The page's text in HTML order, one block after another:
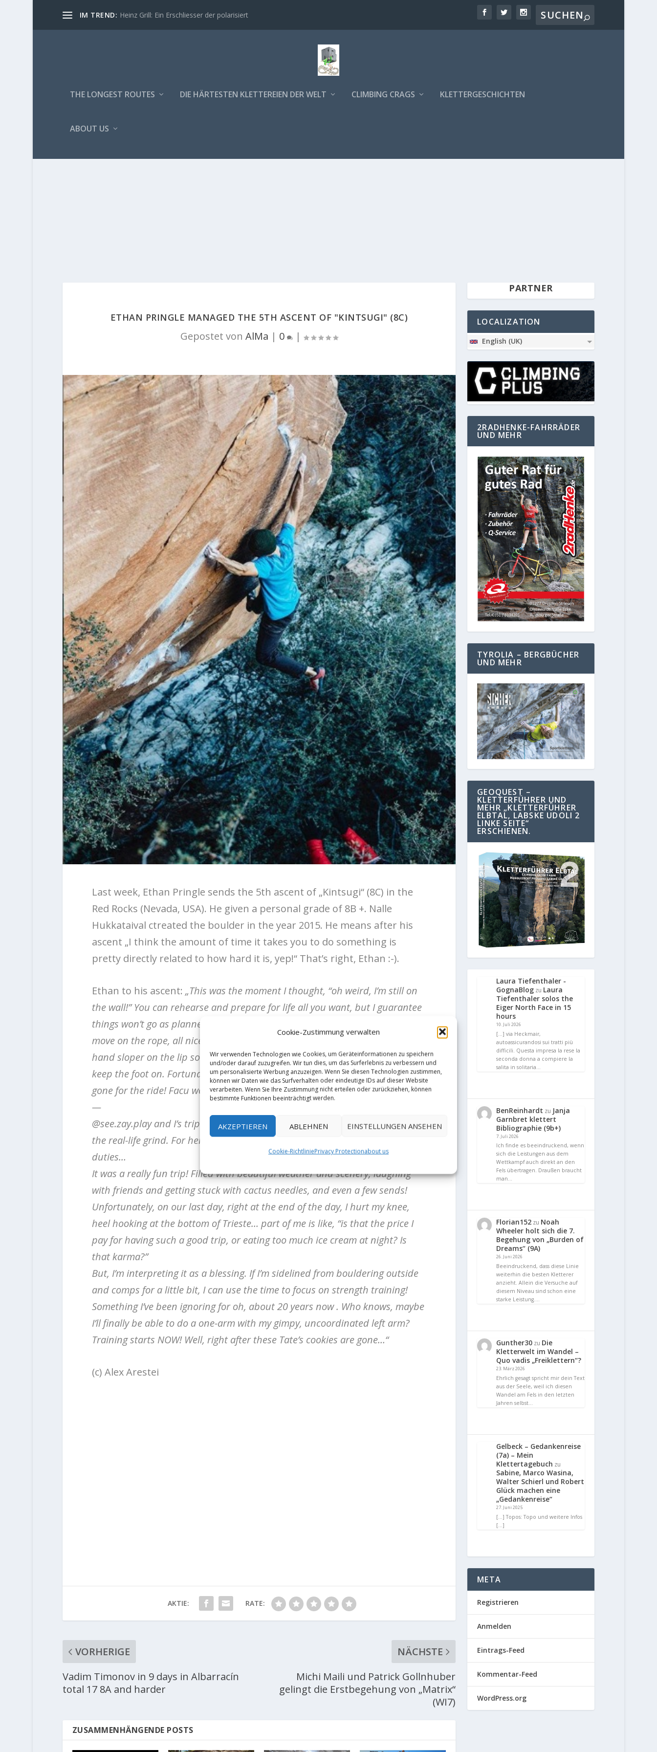
Cookie-Zustimmung verwalten
Wir verwenden Technologien wie Cookies, um Geräteinformationen zu speichern
und/oder darauf zuzugreifen. Wir tun dies, um das Surferlebnis zu verbessern und
um personalisierte Werbung anzuzeigen. Wenn Sie diesen Technologien zustimmen,
können wir Daten wie das Surfverhalten oder eindeutige IDs auf dieser Website
verarbeiten. Wenn Sie Ihre Zustimmung nicht erteilen oder zurückziehen, können
bestimmte Funktionen beeinträchtigt werden.
AKZEPTIEREN ABLEHNEN EINSTELLUNGEN ANSEHEN
Cookie-RichtliniePrivacy Protectionabout us
IM TREND: Heinz Grill: Ein Erschliesser der polarisiert
THE LONGEST ROUTES DIE HÄRTESTEN KLETTEREIEN DER WELT CLIMBING CRAGS KLETTERGESCHICHTEN
ABOUT US
ETHAN PRINGLE MANAGED THE 5TH ASCENT OF "KINTSUGI" (8C)
Gepostet von AlMa | 0 |
Last week, Ethan Pringle sends the 5th ascent of „Kintsugi“ (8C) in the
Red Rocks (Nevada, USA). He given a personal grade of 8B +. Nalle
Hukkataival ctreated the boulder in the year 2015. He means after his
ascent „I think the amount of time it takes you to do something is
pretty directly related to how hard it is, yep!“ That’s right, Ethan :-).
Ethan to his ascent: „This was the moment I thought, “oh weird, I’m still on
the wall!” You can rehearse and prepare for life all you want, but I guarantee
things won’t go as planned. My left foot never cut like this when I did this
move on the rope, all nice and relaxed. But on the go, I went for the right
hand sloper on the lip so hard, my body lurched too far out from the wall to
keep the foot on. Fortunately, my toe-hook stayed. If it hadn’t, I might have
gone for the ride! Facu would have caught me though.
—
@see.zay.play and I’s trip to vegas is over, and we are back in Cali, back on
the real-life grind. For her, it’s clients and notes. For me it’s emails, and daddy
duties…
It was a really fun trip! Filled with beautiful weather and scenery, laughing
with friends and getting stuck with cactus needles, and even a few sends!
Unfortunately, on our last day, right at the end of the day, I hurt my knee,
heel hooking at the bottom of Trieste… part of me is like, “is that the price I
pay for having such a good trip, or eating too much ice cream at night? Is
that karma?”
But, I’m interpreting it as a blessing. If I’m sidelined from bouldering outside
and comps for a little bit, I can use the time to focus on strength training!
Something I’ve been ignoring for oh, about 20 years now . Who knows, maybe
I’ll finally be able to do a one-arm with my gimpy, uncoordinated left arm?
Training starts NOW! Well, right after these Tate’s cookies are gone…“
(c) Alex Arestei
AKTIE: RATE:
VORHERIGE
Vadim Timonov in 9 days in Albarracín
total 17 8A and harder
NÄCHSTE
Michi Maili und Patrick Gollnhuber
gelingt die Erstbegehung von „Matrix“
(WI7)
ZUSAMMENHÄNGENDE POSTS
PARTNER
LOCALIZATION
English (UK)
2RADHENKE-FAHRRÄDER
UND MEHR
TYROLIA – BERGBÜCHER
UND MEHR
GEOQUEST –
KLETTERFÜHRER UND
MEHR „KLETTERFÜHRER
ELBTAL, LABSKE UDOLI 2
LINKE SEITE“
ERSCHIENEN.
Laura Tiefenthaler -
GognaBlog zu Laura
Tiefenthaler solos the
Eiger North Face in 15
hours
10. Juli 2026
[…] via Heckmair,
autoassicurandosi sui tratti più
difficili. Questa impresa la rese la
seconda donna a compiere la
salita in solitaria…
BenReinhardt zu Janja
Garnbret klettert
Bibliographie (9b+)
7. Juli 2026
Ich finde es beeindruckend, wenn
sich die Leistungen aus dem
Wettkampf auch direkt an den
Fels übertragen. Draußen braucht
man…
Florian152 zu Noah
Wheeler holt sich die 7.
Begehung von „Burden of
Dreams“ (9A)
26. Juni 2026
Beeindruckend, dass diese Linie
weiterhin die besten Kletterer
anzieht. Allein die Versuche auf
diesem Niveau sind schon eine
starke Leistung.…
Gunther30 zu Die
Kletterwelt im Wandel –
Quo vadis „Freiklettern“?
23. März 2026
Ehrlich gesagt spricht mir dein Text
aus der Seele, weil ich diesen
Wandel am Fels in den letzten
Jahren selbst…
Gelbeck – Gedankenreise
(7a) – Mein
Klettertagebuch zu
Sabine, Marco Wasina,
Walter Schierl und Robert
Glück machen eine
„Gedankenreise“
27. Juni 2025
[…] Topos: Topo und weitere Infos
[…]
META
Registrieren
Anmelden
Eintrags-Feed
Kommentar-Feed
WordPress.org